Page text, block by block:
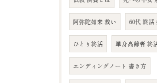
阿弥陀如来 救い 60代 終活
ひとり終活 単身高齢者 終
エンディングノート 書き方